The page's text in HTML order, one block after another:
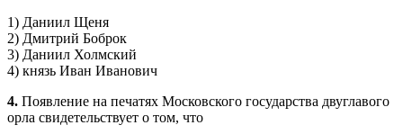
1) Даниил Щеня
2) Дмитрий Боброк
3) Даниил Холмский
4) князь Иван Иванович
4. Появление на печатях Московского государства двуглавого
орла свидетельствует о том, что